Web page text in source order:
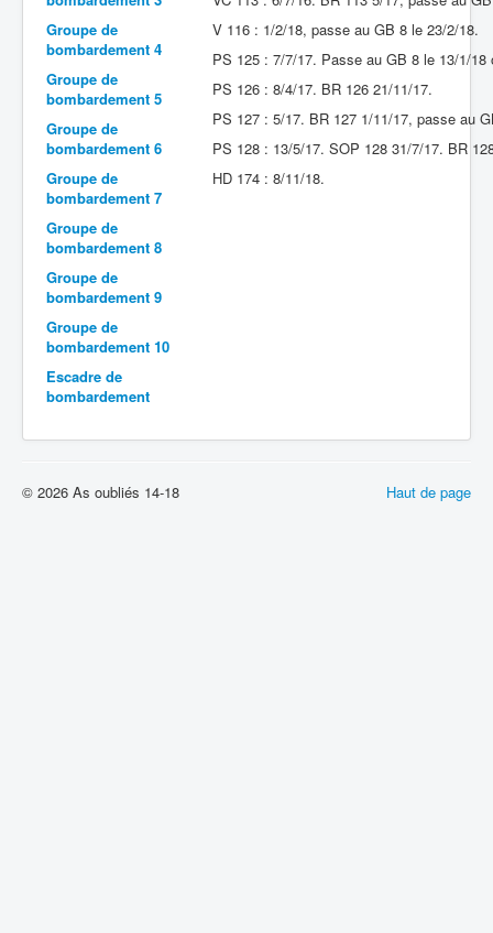
Groupe de
bombardement 4
Groupe de
bombardement 5
Groupe de
bombardement 6
Groupe de
bombardement 7
Groupe de
bombardement 8
Groupe de
bombardement 9
Groupe de
bombardement 10
Escadre de
bombardement
V 116 : 1/2/18, passe au GB 8 le 23/2/18.
PS 125 : 7/7/17. Passe au GB 8 le 13/1/
PS 126 : 8/4/17. BR 126 21/11/17.
PS 127 : 5/17. BR 127 1/11/17, passe au
PS 128 : 13/5/17. SOP 128 31/7/17. BR
HD 174 : 8/11/18.
Haut de page
© 2026 As oubliés 14-18